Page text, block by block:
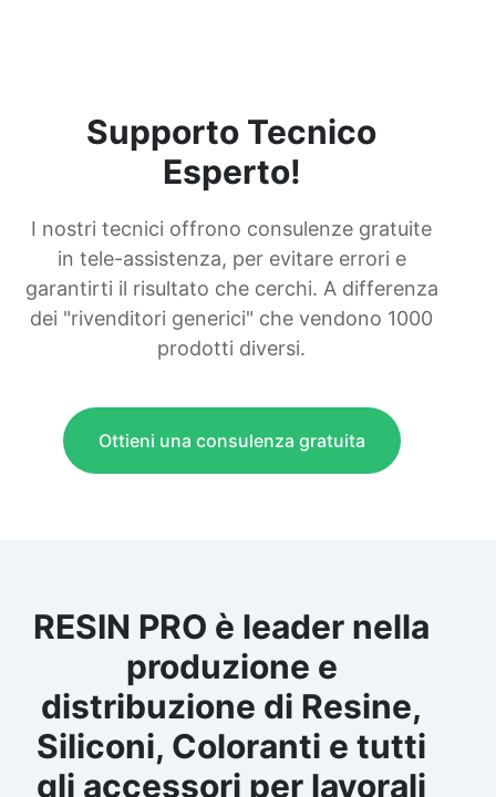
Supporto Tecnico
Esperto!
I nostri tecnici offrono consulenze gratuite
in tele-assistenza, per evitare errori e
garantirti il risultato che cerchi. A differenza
dei "rivenditori generici" che vendono 1000
prodotti diversi.
Ottieni una consulenza gratuita
RESIN PRO è leader nella
produzione e
distribuzione di Resine,
Siliconi, Coloranti e tutti
gli accessori per lavorali